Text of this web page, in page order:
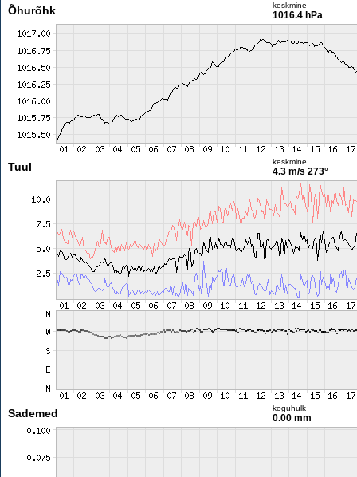
Õhurõhk keskmine
1016.4 hPa
Tuul keskmine
4.3 m/s 273°
Sademed koguhulk
0.00 mm